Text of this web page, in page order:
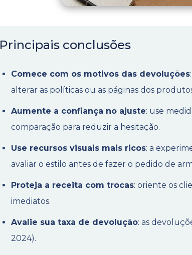
Principais conclusões
Comece com os motivos das devoluções
alterar as políticas ou as páginas dos
Aumente a confiança no ajuste: use
comparação para reduzir a hesitação.
Use recursos visuais mais ricos: a
avaliar o estilo antes de fazer o pedido de
Proteja a receita com trocas: oriente os
imediatos.
Avalie sua taxa de devolução: as
2024).